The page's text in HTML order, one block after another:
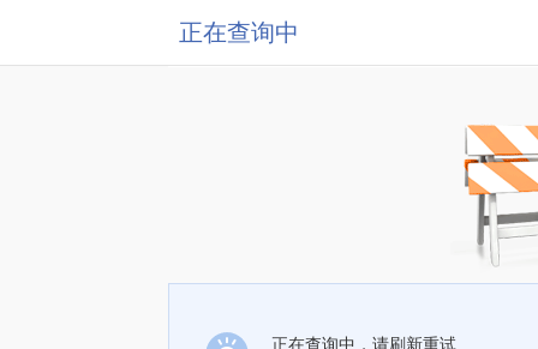
正在查询中
正在查询中，请刷新重试